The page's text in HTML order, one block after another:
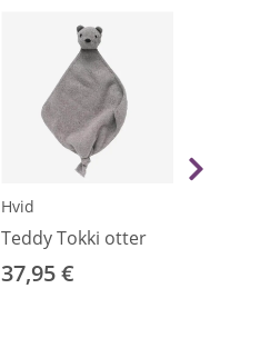
Hvid
Teddy Tokki otter
37,95 €